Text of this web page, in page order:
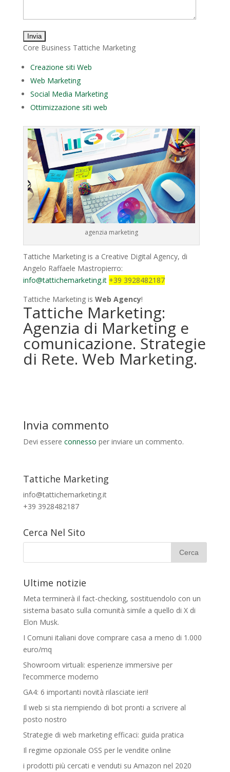
Core Business Tattiche Marketing
Creazione siti Web
Web Marketing
Social Media Marketing
Ottimizzazione siti web
agenzia marketing
Tattiche Marketing is a Creative Digital Agency, di
Angelo Raffaele Mastropierro:
info@tattichemarketing.it +39 3928482187
Tattiche Marketing is Web Agency!
Tattiche Marketing:
Agenzia di Marketing e
comunicazione. Strategie
di Rete. Web Marketing.
Invia commento
Devi essere connesso per inviare un commento.
Tattiche Marketing
info@tattichemarketing.it
+39 3928482187
Cerca Nel Sito
Ultime notizie
Meta terminerà il fact-checking, sostituendolo con un
sistema basato sulla comunità simile a quello di X di
Elon Musk.
I Comuni italiani dove comprare casa a meno di 1.000
euro/mq
Showroom virtuali: esperienze immersive per
l’ecommerce moderno
GA4: 6 importanti novità rilasciate ieri!
Il web si sta riempiendo di bot pronti a scrivere al
posto nostro
Strategie di web marketing efficaci: guida pratica
Il regime opzionale OSS per le vendite online
i prodotti più cercati e venduti su Amazon nel 2020